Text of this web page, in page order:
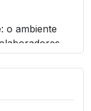
o ambiente
e como